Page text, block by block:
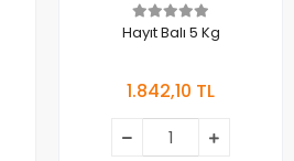
Hayıt Balı 5 Kg
1.842,10 TL